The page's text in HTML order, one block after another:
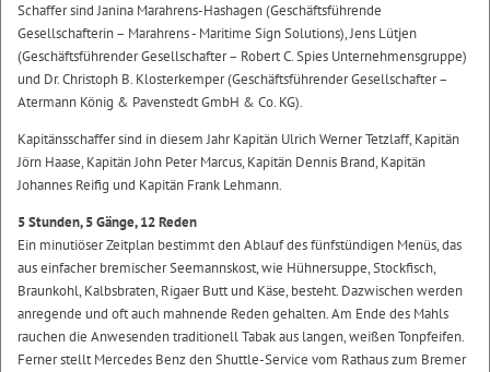
Schaffer sind Janina Marahrens-Hashagen (Geschäftsführende
Gesellschafterin – Marahrens - Maritime Sign Solutions), Jens Lütjen
(Geschäftsführender Gesellschafter – Robert C. Spies Unternehmensgruppe)
und Dr. Christoph B. Klosterkemper (Geschäftsführender Gesellschafter –
Atermann König & Pavenstedt GmbH & Co. KG).
Kapitänsschaffer sind in diesem Jahr Kapitän Ulrich Werner Tetzlaff, Kapitän
Jörn Haase, Kapitän John Peter Marcus, Kapitän Dennis Brand, Kapitän
Johannes Reifig und Kapitän Frank Lehmann.
5 Stunden, 5 Gänge, 12 Reden
Ein minutiöser Zeitplan bestimmt den Ablauf des fünfstündigen Menüs, das
aus einfacher bremischer Seemannskost, wie Hühnersuppe, Stockfisch,
Braunkohl, Kalbsbraten, Rigaer Butt und Käse, besteht. Dazwischen werden
anregende und oft auch mahnende Reden gehalten. Am Ende des Mahls
rauchen die Anwesenden traditionell Tabak aus langen, weißen Tonpfeifen.
Ferner stellt Mercedes Benz den Shuttle-Service vom Rathaus zum Bremer